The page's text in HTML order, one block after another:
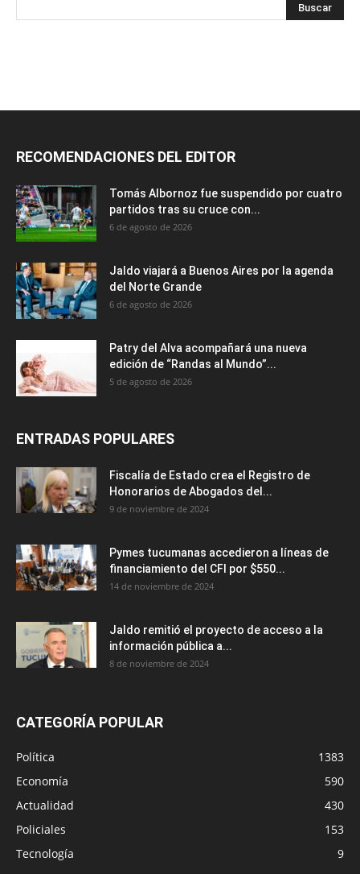
RECOMENDACIONES DEL EDITOR
Tomás Albornoz fue suspendido por cuatro
partidos tras su cruce con...
6 de agosto de 2026
Jaldo viajará a Buenos Aires por la agenda
del Norte Grande
6 de agosto de 2026
Patry del Alva acompañará una nueva
edición de “Randas al Mundo”...
5 de agosto de 2026
ENTRADAS POPULARES
Fiscalía de Estado crea el Registro de
Honorarios de Abogados del...
9 de noviembre de 2024
Pymes tucumanas accedieron a líneas de
financiamiento del CFI por $550...
14 de noviembre de 2024
Jaldo remitió el proyecto de acceso a la
información pública a...
8 de noviembre de 2024
CATEGORÍA POPULAR
Política
1383
Economía
590
Actualidad
430
Policiales
153
Tecnología
9